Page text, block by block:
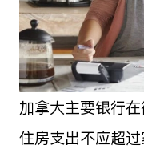
加拿大主要银行
住房支出不应超过